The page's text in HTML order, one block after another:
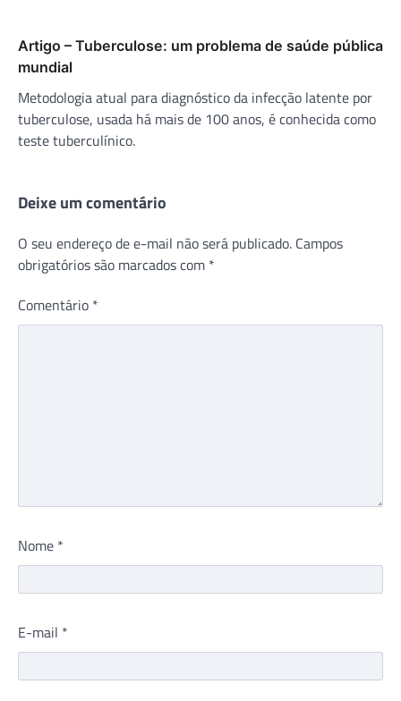
Artigo – Tuberculose: um problema de saúde pública
mundial
Metodologia atual para diagnóstico da infecção latente por
tuberculose, usada há mais de 100 anos, é conhecida como
teste tuberculínico.
Deixe um comentário
O seu endereço de e-mail não será publicado. Campos
obrigatórios são marcados com *
Comentário *
Nome *
E-mail *